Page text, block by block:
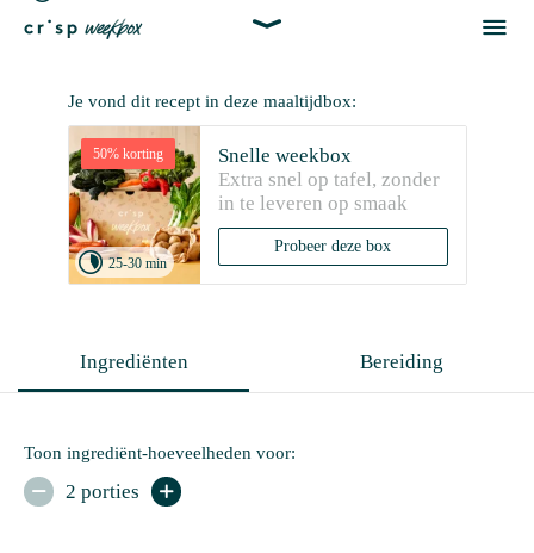


Je vond dit recept in deze maaltijdbox:
50% korting
25-30 min
Snelle weekbox
Extra snel op tafel, zonder
in te leveren op smaak
Probeer deze box
Ingrediënten Bereiding
Toon ingrediënt-hoeveelheden voor:
 2 porties 